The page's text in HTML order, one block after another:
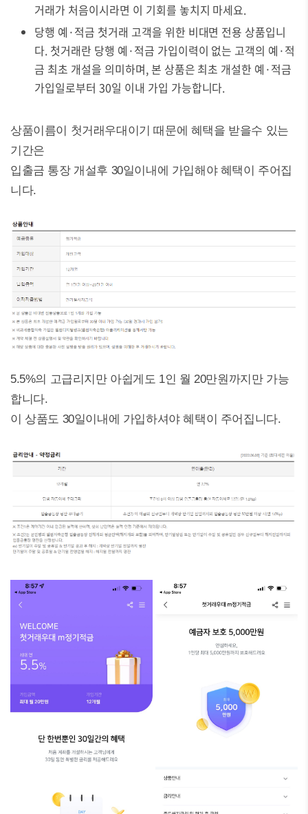
거래가 처음이시라면 이 기회를 놓치지 마세요.
당행 예·적금 첫거래 고객을 위한 비대면 전용 상품입니
다. 첫거래란 당행 예·적금 가입이력이 없는 고객의 예·적
금 최초 개설을 의미하며, 본 상품은 최초 개설한 예·적금
가입일로부터 30일 이내 가입 가능합니다.
상품이름이 첫거래우대이기 때문에 혜택을 받을수 있는
기간은
입출금 통장 개설후 30일이내에 가입해야 혜택이 주어집
니다.
5.5%의 고급리지만 아쉽게도 1인 월 20만원까지만 가능
합니다.
이 상품도 30일이내에 가입하셔야 혜택이 주어집니다.